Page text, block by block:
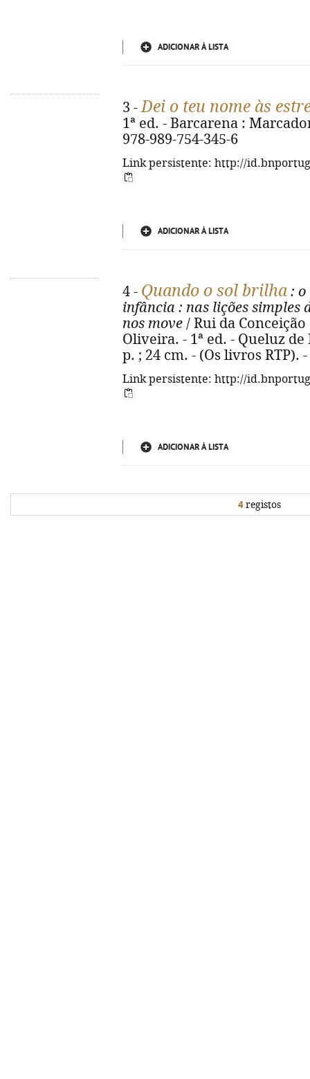
ADICIONAR À LISTA
3 -Dei o teu nome às
1ª ed. - Barcarena :
978-989-754-345-6
Link persistente: http://
ADICIONAR À LISTA
4 - Quando o sol brilha : o
infância : nas lições simples
nos move / Rui da
Oliveira. - 1ª ed. - Queluz
p. ; 24 cm. - (Os livros RTP).
Link persistente: http://
ADICIONAR À LISTA
4registos